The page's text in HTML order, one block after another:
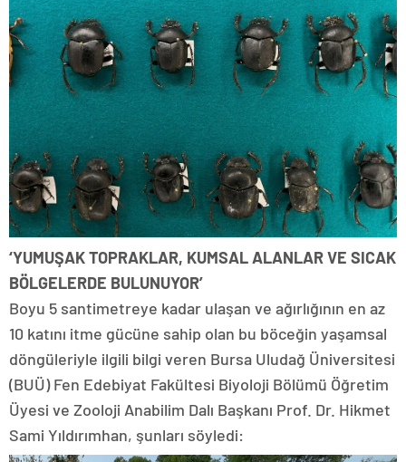
‘YUMUŞAK TOPRAKLAR, KUMSAL ALANLAR VE SICAK
BÖLGELERDE BULUNUYOR’
Boyu 5 santimetreye kadar ulaşan ve ağırlığının en az
10 katını itme gücüne sahip olan bu böceğin yaşamsal
döngüleriyle ilgili bilgi veren Bursa Uludağ Üniversitesi
(BUÜ) Fen Edebiyat Fakültesi Biyoloji Bölümü Öğretim
Üyesi ve Zooloji Anabilim Dalı Başkanı Prof. Dr. Hikmet
Sami Yıldırımhan, şunları söyledi: